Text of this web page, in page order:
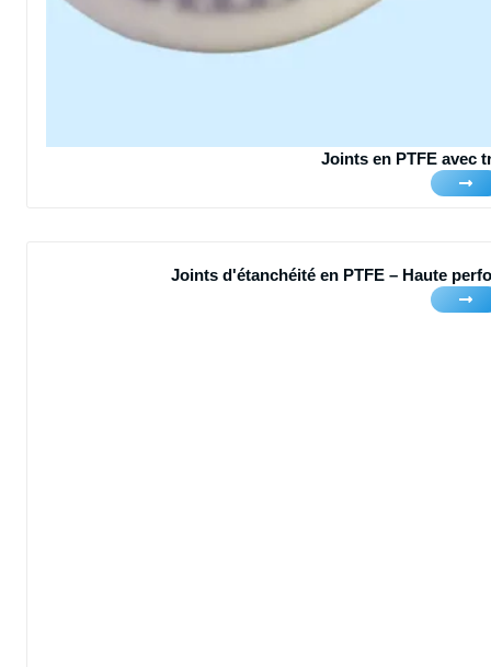
Joints en PTFE avec
Joints d'étanchéité en PTFE – Haute